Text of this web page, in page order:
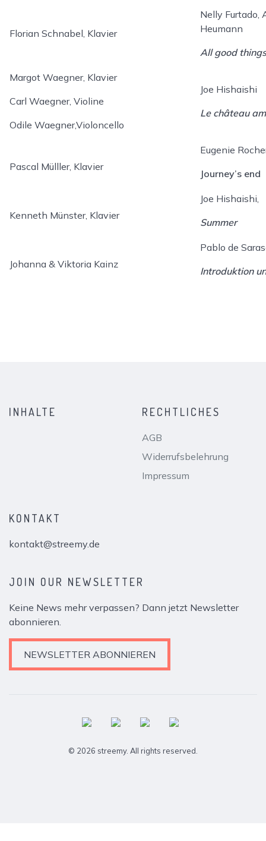
Florian Schnabel, Klavier
Nelly Furtado,
Heumann
All good things
Margot Waegner, Klavier
Carl Waegner, Violine
Odile Waegner,Violoncello
Joe Hishaishi
Le château
Pascal Mülller, Klavier
Eugenie
Journey’s end
Kenneth Münster, Klavier
Joe Hishaishi,
Summer
Johanna & Viktoria Kainz
Pablo de
Introduktion
INHALTE RECHTLICHES
AGB
Widerrufsbelehrung
Impressum
KONTAKT
kontakt@streemy.de
JOIN OUR NEWSLETTER
Keine News mehr verpassen? Dann jetzt Newsletter
abonnieren.
NEWSLETTER ABONNIEREN
© 2026 streemy. All rights reserved.